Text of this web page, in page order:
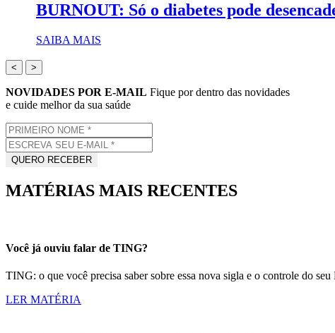
BURNOUT: Só o diabetes pode
SAIBA MAIS
< >
NOVIDADES POR E-MAIL Fique por dentro das novidades
e cuide melhor da sua saúde
MATÉRIAS MAIS RECENTES
Você já ouviu falar de TING?
TING: o que você precisa saber sobre essa nova sigla e o controle do
LER MATÉRIA